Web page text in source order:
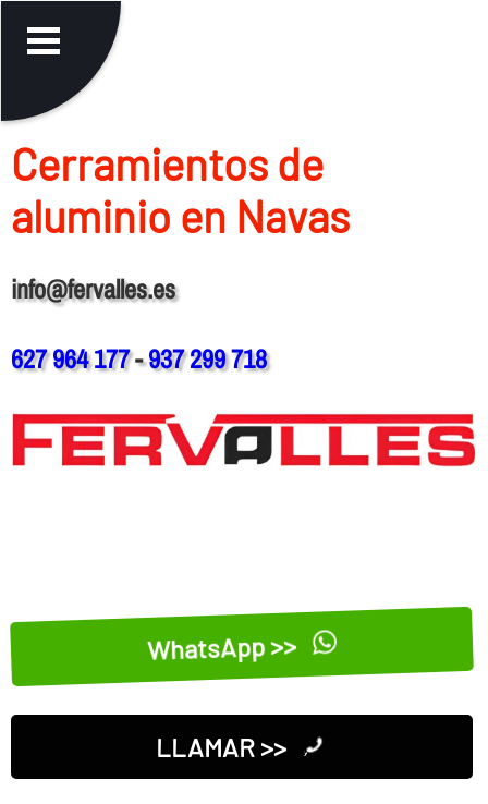
Cerramientos de
aluminio en Navas
info@fervalles.es
627 964 177-937 299 718
WhatsApp >>
LLAMAR >>